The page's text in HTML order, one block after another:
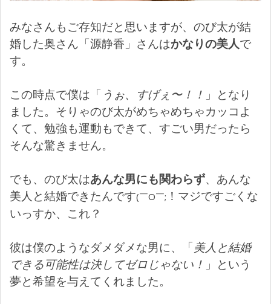
みなさんもご存知だと思いますが、のび太が結
婚した奥さん「源静香」さんはかなりの美人で
す。
この時点で僕は「 うぉ、すげぇ〜！！ 」となり
ました。そりゃのび太がめちゃめちゃカッコよ
くて、勉強も運動もできて、すごい男だったら
そんな驚きません。
でも、のび太はあんな男にも関わらず、あんな
美人と結婚できたんです(￣O￣; ！マジですごくな
いっすか、これ？
彼は僕のようなダメダメな男に、「美人と結婚
できる可能性は決してゼロじゃない！ 」という
夢と希望を与えてくれました。